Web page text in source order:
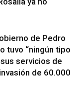
de Pedro
tuvo “ningún tipo
servicios de
de 60.000